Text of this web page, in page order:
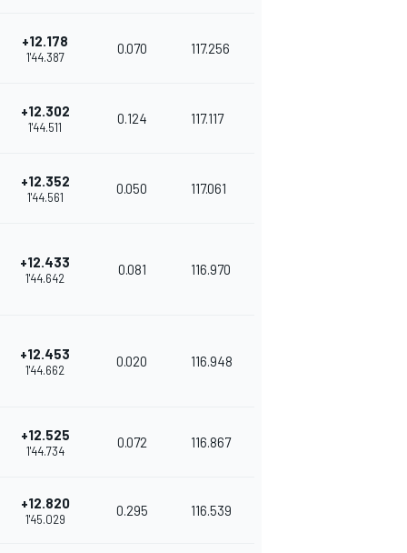
+12.178
1'44.387
0.070 117.256
+12.302
1'44.511
0.124 117.117
+12.352
1'44.561
0.050 117.061
+12.433
1'44.642
0.081 116.970
+12.453
1'44.662
0.020 116.948
+12.525
1'44.734
0.072 116.867
+12.820
1'45.029
0.295 116.539